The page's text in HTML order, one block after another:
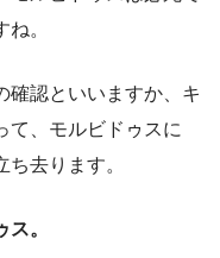
。
確認といいますか、キ
て、モルビドゥスに
ち去ります。
。